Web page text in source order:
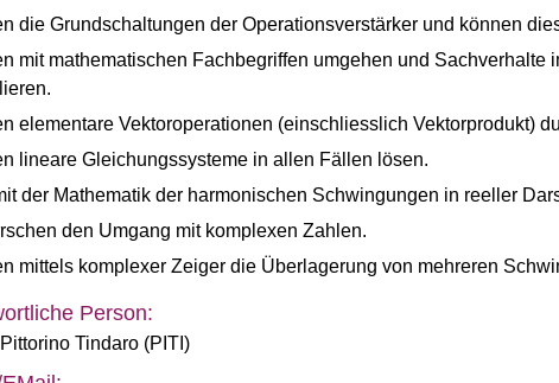
die Grundschaltungen der Operationsverstärker und können
mit mathematischen Fachbegriffen umgehen und Sachverhalte
elementare Vektoroperationen (einschliesslich Vektorprodukt)
lineare Gleichungssysteme in allen Fällen lösen.
der Mathematik der harmonischen Schwingungen in reeller
den Umgang mit komplexen Zahlen.
mittels komplexer Zeiger die Überlagerung von mehreren
Person:
Tindaro (PITI)